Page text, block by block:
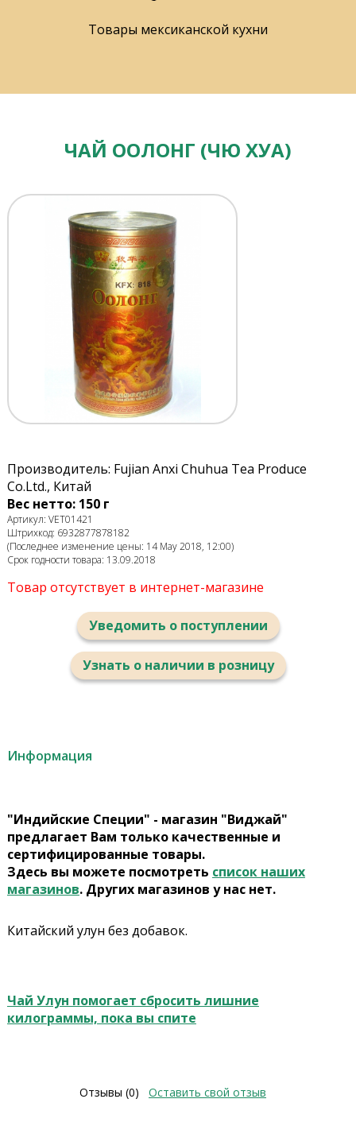
Товары мексиканской кухни
ЧАЙ ООЛОНГ (ЧЮ ХУА)
Производитель: Fujian Anxi Chuhua Tea Produce
Co.Ltd., Китай
Вес нетто: 150 г
Артикул: VET01421
Штрихкод: 6932877878182
(Последнее изменение цены: 14 May 2018, 12:00)
Срок годности товара: 13.09.2018
Товар отсутствует в интернет-магазине
Уведомить о поступлении
Узнать о наличии в розницу
Информация
"Индийские Специи" - магазин "Виджай"
предлагает Вам только качественные и
сертифицированные товары.
Здесь вы можете посмотреть список наших
магазинов. Других магазинов у нас нет.
Китайский улун без добавок.
Чай Улун помогает сбросить лишние
килограммы, пока вы спите
Отзывы (0) Оставить свой отзыв